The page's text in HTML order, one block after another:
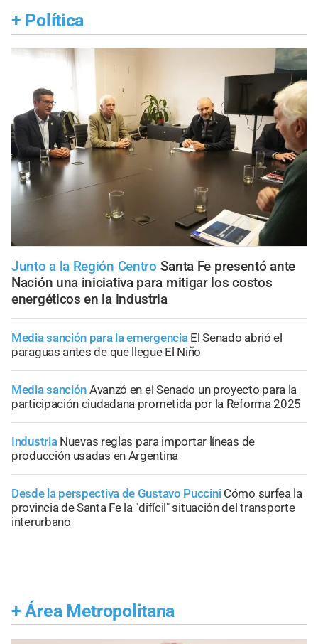
+ Política
Junto a la Región Centro Santa Fe presentó ante
Nación una iniciativa para mitigar los costos
energéticos en la industria
Media sanción para la emergencia El Senado abrió el
paraguas antes de que llegue El Niño
Media sanción Avanzó en el Senado un proyecto para la
participación ciudadana prometida por la Reforma 2025
Industria Nuevas reglas para importar líneas de
producción usadas en Argentina
Desde la perspectiva de Gustavo Puccini Cómo surfea la
provincia de Santa Fe la "difícil" situación del transporte
interurbano
+ Área Metropolitana